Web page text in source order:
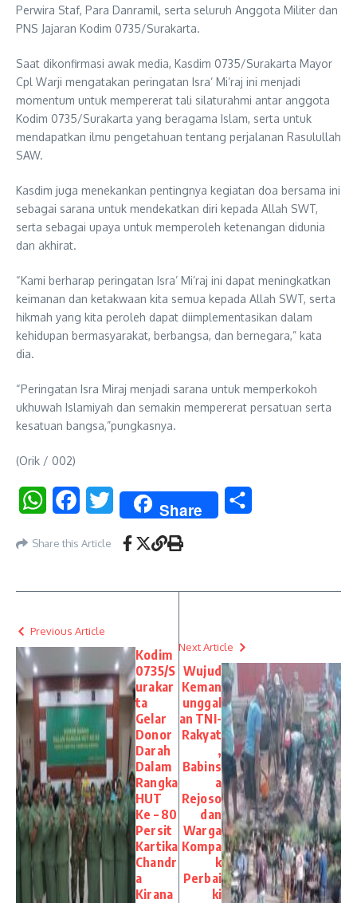
Perwira Staf, Para Danramil, serta seluruh Anggota Militer dan
PNS Jajaran Kodim 0735/Surakarta.
Saat dikonfirmasi awak media, Kasdim 0735/Surakarta Mayor
Cpl Warji mengatakan peringatan Isra’ Mi’raj ini menjadi
momentum untuk mempererat tali silaturahmi antar anggota
Kodim 0735/Surakarta yang beragama Islam, serta untuk
mendapatkan ilmu pengetahuan tentang perjalanan Rasulullah
SAW.
Kasdim juga menekankan pentingnya kegiatan doa bersama ini
sebagai sarana untuk mendekatkan diri kepada Allah SWT,
serta sebagai upaya untuk memperoleh ketenangan didunia
dan akhirat.
“Kami berharap peringatan Isra’ Mi’raj ini dapat meningkatkan
keimanan dan ketakwaan kita semua kepada Allah SWT, serta
hikmah yang kita peroleh dapat diimplementasikan dalam
kehidupan bermasyarakat, berbangsa, dan bernegara,” kata
dia.
“Peringatan Isra Miraj menjadi sarana untuk memperkokoh
ukhuwah Islamiyah dan semakin mempererat persatuan serta
kesatuan bangsa,”pungkasnya.
(Orik / 002)
WhatsAppFacebookTwitter Share
Share this Article
Previous Article
Kodim
0735/S
urakar
ta
Gelar
Donor
Darah
Dalam
Rangka
HUT
Ke – 80
Persit
Kartika
Chandr
a
Kirana
Next Article
Wujud
Keman
unggal
an TNI-
Rakyat
,
Babins
a
Rejoso
dan
Warga
Kompa
k
Perbai
ki